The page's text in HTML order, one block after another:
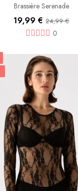
Brassière Serenade
19,99 €24,99 €
0